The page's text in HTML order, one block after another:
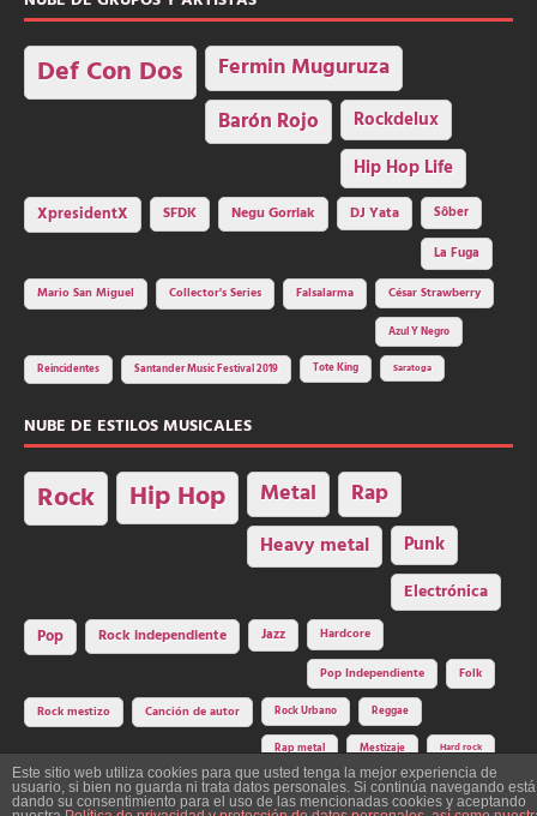
Def Con Dos Fermin Muguruza
Barón Rojo Rockdelux
Hip Hop Life
XpresidentX SFDK Negu Gorriak DJ Yata
Sôber
La Fuga
Mario San Miguel
Collector's Series Falsalarma César Strawberry
Azul Y Negro
Reincidentes Santander Music Festival 2019 Tote King Saratoga
NUBE DE ESTILOS MUSICALES
Rock Hip Hop Metal Rap
Heavy metal Punk
Electrónica
Pop Rock independiente Jazz Hardcore
Pop Independiente Folk
Rock mestizo Canción de autor Rock Urbano Reggae
Rap metal Mestizaje Hard rock
Este sitio web utiliza cookies para que usted tenga la mejor experiencia de
usuario, si bien no guarda ni trata datos personales. Si continúa navegando está
dando su consentimiento para el uso de las mencionadas cookies y aceptando